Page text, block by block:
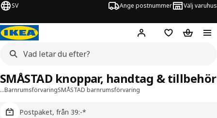
SV Ange postnummer Välj varuhus
Hej! Logga inInköpslistaVarukorg
…BarnrumsförvaringSMÅSTAD barnrumsförvaring
Postpaket, från 39:-*
SMÅSTAD knoppar, handtag & tillbehör